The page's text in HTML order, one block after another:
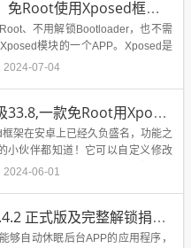
【安卓神器】免Root使用Xposed框架，太极·东皇钟·v5.2.0
、不用解锁Bootloader，也不需
模块的一个APP。Xposed是
负盛名的一个框架，它给了普通用
的前提条件...
2024-07-04
【安卓】太极33.8,一款免Root用Xposed框架的应用
架在安卓上已经久负盛名，功能之
小伙伴都知道！它可以自定义修改
防撤回，抢红包等等一系列超级强
华为root还需要解锁Bootload...
2024-06-01
绿色守护 v3.4.2 正式版及完整解锁捐赠版
够自动休眠后台APP的应用程序，